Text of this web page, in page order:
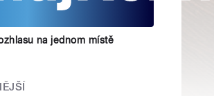
na jednom místě